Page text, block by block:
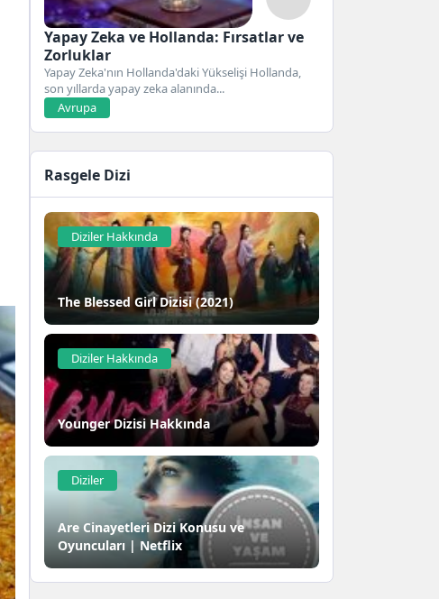
Yapay Zeka ve Hollanda: Fırsatlar ve
Zorluklar
Yapay Zeka'nın Hollanda'daki Yükselişi Hollanda,
son yıllarda yapay zeka alanında...
Avrupa
Rasgele Dizi
Diziler Hakkında
The Blessed Girl Dizisi (2021)
Diziler Hakkında
Younger Dizisi Hakkında
Diziler
Are Cinayetleri Dizi Konusu ve
Oyuncuları | Netflix